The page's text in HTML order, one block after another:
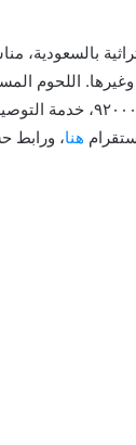
بالسعودية،
وغيرها. اللحوم
للذبايح، وتيوس للمندي، ودجاج
هنا، ورابط